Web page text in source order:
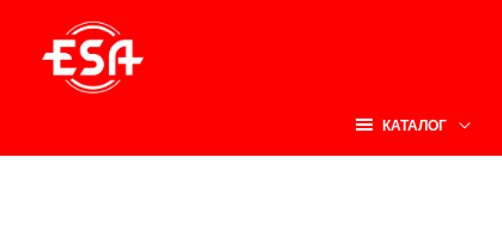
содержимому
КАТАЛОГ